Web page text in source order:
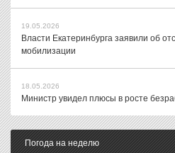
19.05.2026
Власти Екатеринбурга заявили об
мобилизации
18.05.2026
Министр увидел плюсы в росте
Погода на неделю